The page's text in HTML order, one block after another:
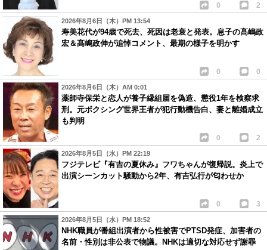
0 2
2026年8月6日（木）PM 13:54
寿美花代が94歳で死去、死因は老衰と発表。息子の髙嶋政
宏＆髙嶋政伸が追悼コメント、最期の様子を明かす
0 0
2026年8月6日（木）AM 0:01
薬師寺保栄と恋人が養子縁組届を偽造、懲役1年を検察求
刑。元ボクシング世界王者が犯行動機告白、妻と離婚成立
も判明
0 2
2026年8月5日（水）PM 22:19
フジテレビ『有吉の夏休み』フワちゃんが復帰説。炎上で
出演シーンカット騒動から2年、有吉弘行が匂わせか
0 3
2026年8月5日（水）PM 18:52
NHK職員が番組出演者から性被害でPTSD発症、加害者の
名前・性別は非公表で物議。NHKは適切な対応せず謝罪